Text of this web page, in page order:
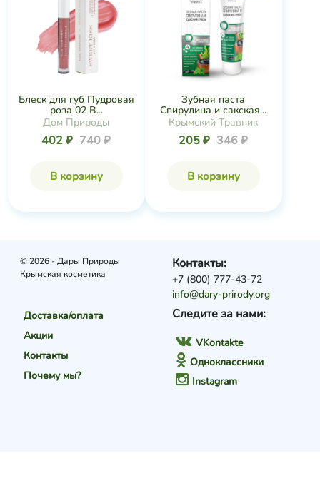
Блеск для губ Пудровая
роза 02 B...
Дом Природы
402 ₽ 740 ₽
В корзину
Зубная паста
Спирулина и сакская...
Крымский Травник
205 ₽ 346 ₽
В корзину
© 2026 - Дары Природы
Крымская косметика
Доставка/оплата
Акции
Контакты
Почему мы?
Следите за нами:
VKontakte
Одноклассники
Instagram
Контакты:
+7 (800) 777-43-72
info@dary-prirody.org